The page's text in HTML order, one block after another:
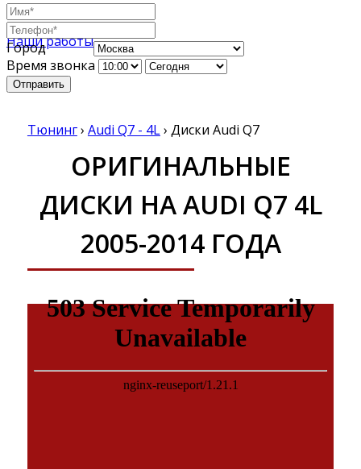
Корпоративный
Наши работы
Город
Время звонка
Отправить
Тюнинг› Audi Q7 - 4L› Диски Audi Q7
ОРИГИНАЛЬНЫЕ
ДИСКИ НА AUDI Q7 4L
2005-2014 ГОДА